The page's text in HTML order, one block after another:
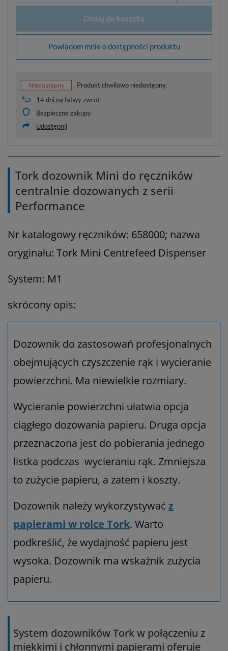
Dodaj do koszyka
Powiadom mnie o dostępności produktu
Produkt chwilowo niedostępny.
14dni na łatwy zwrot
Bezpieczne zakupy
Udostępnij
Tork dozownik Mini do ręczników
centralnie dozowanych z serii
Performance
Nr katalogowy ręczników: 658000; nazwa
oryginału: Tork Mini Centrefeed Dispenser
System: M1
skrócony opis:
Dozownik do zastosowań profesjonalnych
obejmujących czyszczenie rąk i wycieranie
powierzchni. Ma niewielkie rozmiary.
Wycieranie powierzchni ułatwia opcja
ciągłego dozowania papieru. Druga opcja
przeznaczona jest do pobierania jednego
listka podczas wycieraniu rąk. Zmniejsza
to zużycie papieru, a zatem i koszty.
Dozownik należy wykorzystywać z
papierami w rolce Tork. Warto
podkreślić, że wydajność papieru jest
wysoka. Dozownik ma wskaźnik zużycia
papieru.
System dozowników Tork w połączeniu z
miękkimi i chłonnymi papierami oferuje